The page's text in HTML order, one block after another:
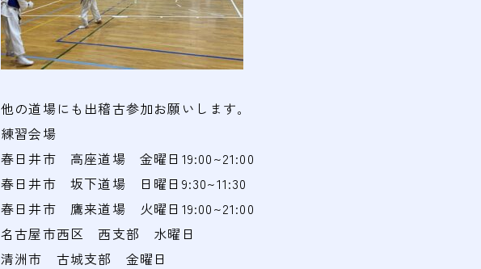
他の道場にも出稽古参加お願いします｡
練習会場
春日井市 高座道場 金曜日19:00~21:00
春日井市 坂下道場 日曜日9:30~11:30
春日井市 鷹来道場 火曜日19:00~21:00
名古屋市西区 西支部 水曜日
清洲市 古城支部 金曜日